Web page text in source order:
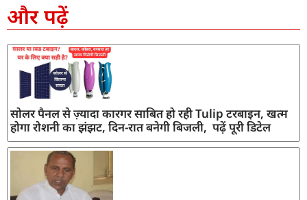
और पढ़ें
सोलर पैनल से ज़्यादा कारगर साबित हो रही Tulip टरबाइन, खत्म
होगा रोशनी का झंझट, दिन-रात बनेगी बिजली, पढ़ें पूरी डिटेल